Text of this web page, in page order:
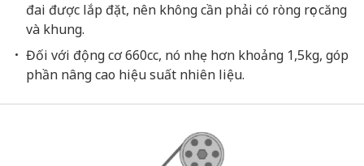
đai được lắp đặt, nên không cần phải có ròng rọc căng
và khung.
Đối với động cơ 660cc, nó nhẹ hơn khoảng 1,5kg, góp
phần nâng cao hiệu suất nhiên liệu.